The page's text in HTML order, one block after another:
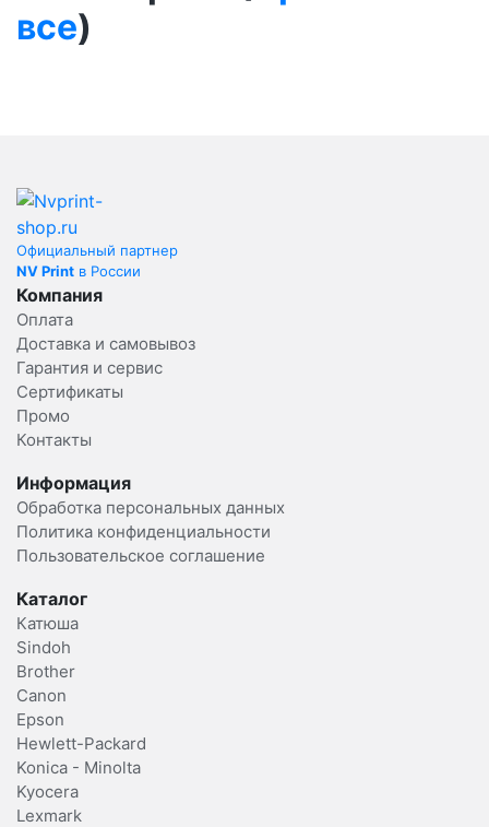
все)
Официальный партнер
NV Print в России
Компания
Оплата
Доставка и самовывоз
Гарантия и сервис
Сертификаты
Промо
Контакты
Информация
Обработка персональных данных
Политика конфиденциальности
Пользовательское соглашение
Каталог
Катюша
Sindoh
Brother
Canon
Epson
Hewlett-Packard
Konica - Minolta
Kyocera
Lexmark